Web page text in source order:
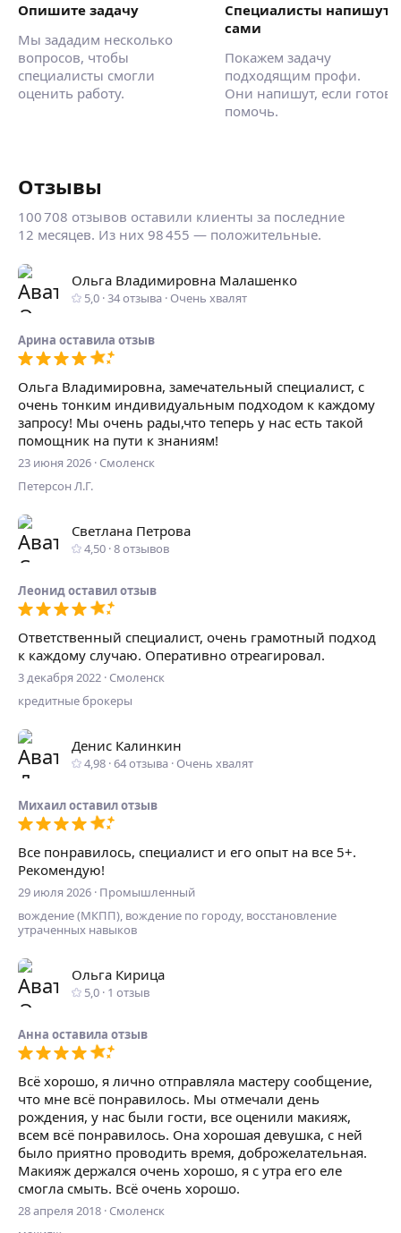
Опишите задачу
Мы зададим несколько
вопросов, чтобы
специалисты смогли
оценить работу.
Специалисты напишут
сами
Покажем задачу
подходящим профи.
Они напишут, если
помочь.
Отзывы
100 708 отзывов оставили клиенты за последние
12 месяцев. Из них 98 455 — положительные.
Ольга Владимировна Малашенко
5,0 · 34отзыва · Очень хвалят
Арина оставилa отзыв
Ольга Владимировна, замечательный специалист, с
очень тонким индивидуальным подходом к каждому
запросу! Мы очень рады,что теперь у нас есть такой
помощник на пути к знаниям!
23 июня 2026 · Смоленск
Петерсон Л.Г.
Светлана Петрова
4,50 ·8отзывов
Леонидоставил отзыв
Ответственный специалист, очень грамотный подход
к каждому случаю. Оперативно отреагировал.
3 декабря 2022 · Смоленск
кредитные брокеры
Денис Калинкин
4,98 ·64отзыва · Очень хвалят
Михаилоставил отзыв
Все понравилось, специалист и его опыт на все 5+.
Рекомендую!
29 июля 2026 · Промышленный
вождение (МКПП), вождение по городу, восстановление
утраченных навыков
Ольга Кирица
5,0 · 1 отзыв
Анна оставилa отзыв
Всё хорошо, я лично отправляла мастеру сообщение,
что мне всё понравилось. Мы отмечали день
рождения, у нас были гости, все оценили макияж,
всем всё понравилось. Она хорошая девушка, с ней
было приятно проводить время, доброжелательная.
Макияж держался очень хорошо, я с утра его еле
смогла смыть. Всё очень хорошо.
28 апреля 2018 · Смоленск